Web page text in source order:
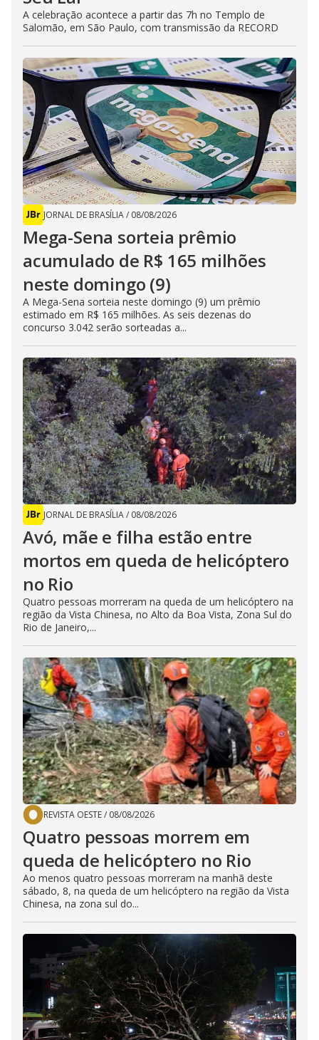
A celebração acontece a partir das 7h no Templo de
Salomão, em São Paulo, com transmissão da RECORD
JORNAL DE BRASÍLIA/ 08/08/2026
Mega-Sena sorteia prêmio
acumulado de R$ 165 milhões
neste domingo (9)
A Mega-Sena sorteia neste domingo (9) um prêmio
estimado em R$ 165 milhões. As seis dezenas do
concurso 3.042 serão sorteadas a...
JORNAL DE BRASÍLIA/ 08/08/2026
Avó, mãe e filha estão entre
mortos em queda de helicóptero
no Rio
Quatro pessoas morreram na queda de um helicóptero na
região da Vista Chinesa, no Alto da Boa Vista, Zona Sul do
Rio de Janeiro,...
REVISTA OESTE/ 08/08/2026
Quatro pessoas morrem em
queda de helicóptero no Rio
Ao menos quatro pessoas morreram na manhã deste
sábado, 8, na queda de um helicóptero na região da Vista
Chinesa, na zona sul do...